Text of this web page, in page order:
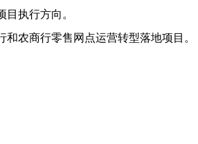
执行方向。
农商行零售网点运营转型落地项目。